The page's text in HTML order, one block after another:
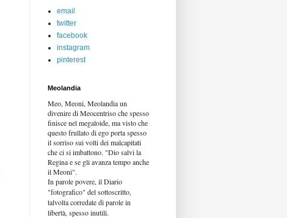
email
twitter
facebook
instagram
pinterest
Meolandia
Meo, Meoni, Meolandia un
divenire di Meocentriso che spesso
finisce nel megaloide, ma visto che
questo frullato di ego porta spesso
il sorriso sui volti dei malcapitati
che ci si imbattono. "Dio salvi la
Regina e se gli avanza tempo anche
il Meoni".
In parole povere, il Diario
"fotografico" del sottoscritto,
talvolta corredate di parole in
libertà, spesso inutili.